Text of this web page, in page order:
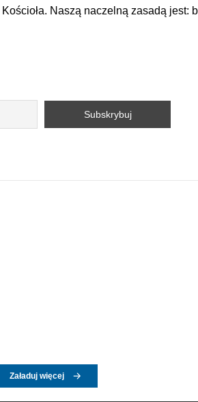
Naszą naczelną zasadą jest:
Załaduj więcej